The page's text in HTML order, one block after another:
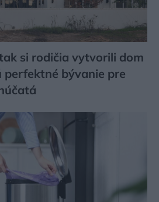
si rodičia vytvorili dom
perfektné bývanie pre